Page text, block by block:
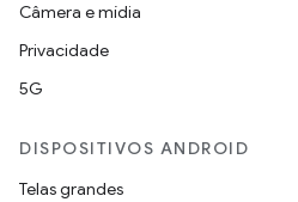
Câmera e mídia
Privacidade
5G
DISPOSITIVOS ANDROID
Telas grandes